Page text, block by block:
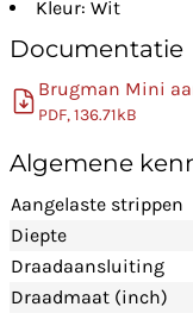
Kleur: Wit
Documentatie
Brugman Mini
PDF, 136.71kB
Algemene
Aangelaste strippen
Diepte
Draadaansluiting
Draadmaat (inch)